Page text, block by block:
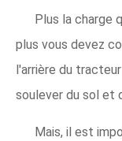
Plus la charge
plus vous devez
l'arrière du
soulever du sol et
Mais, il est